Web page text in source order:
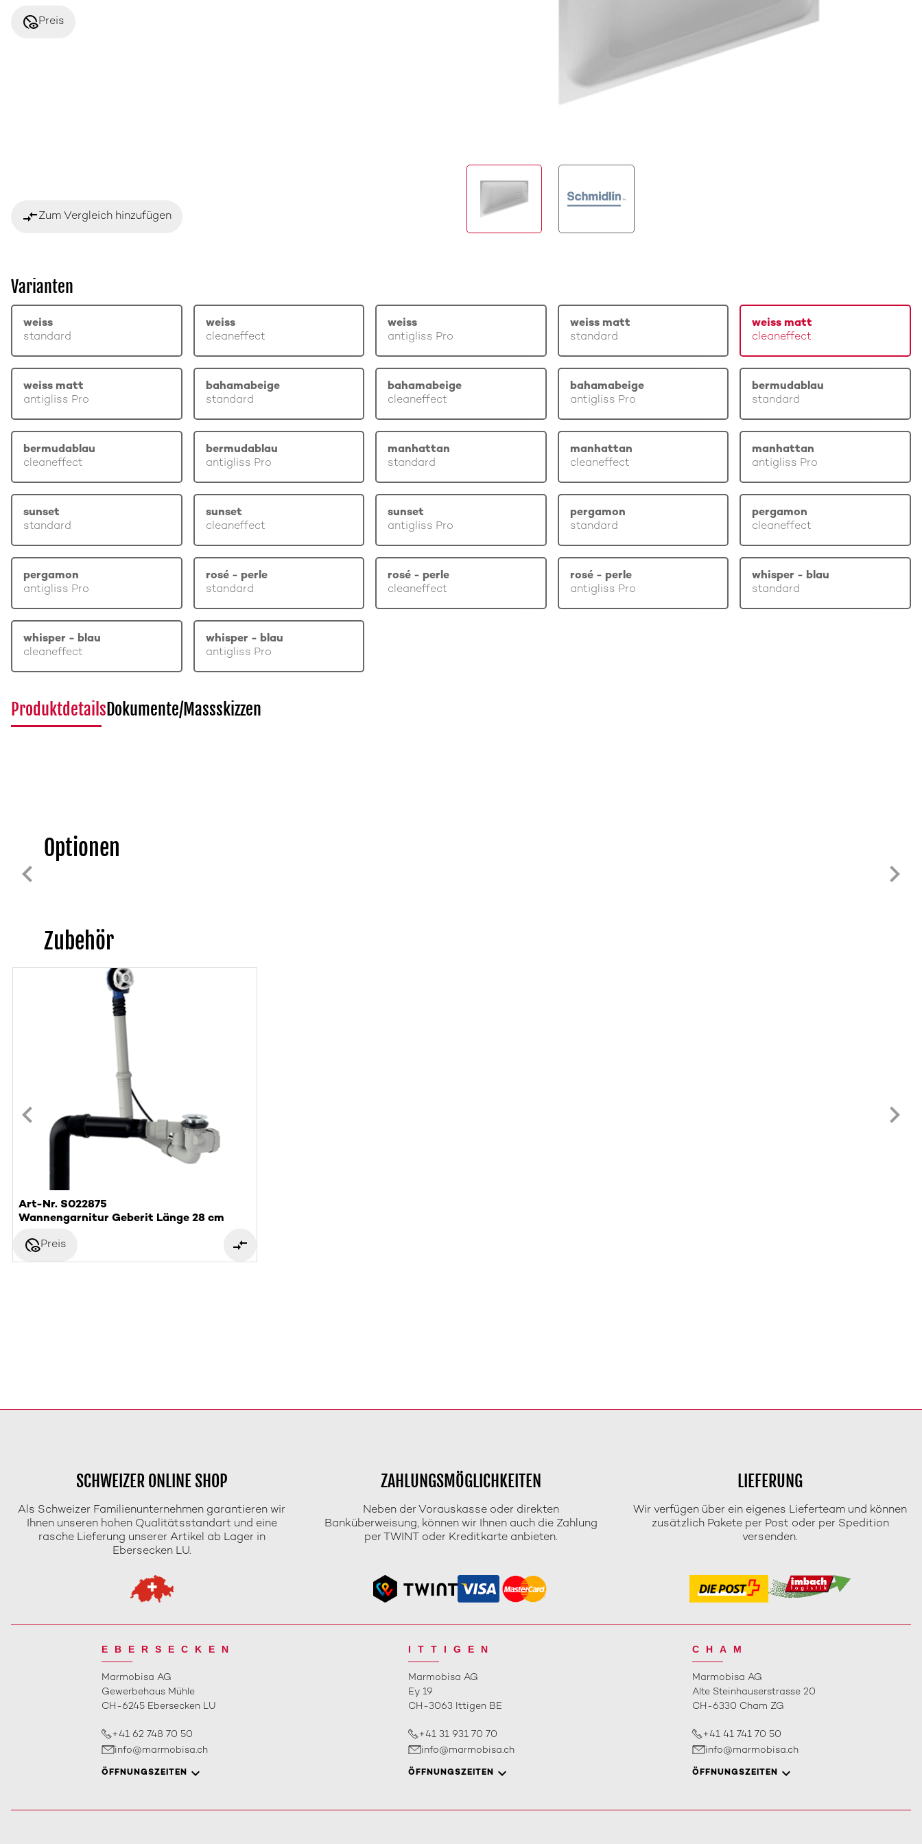
disabled_visiblePreis
compare_arrowsZum Vergleich hinzufügen
Varianten
weiss
standard
weiss
cleaneffect
weiss
antigliss Pro
weiss matt
standard
weiss matt
cleaneffect
weiss matt
antigliss Pro
bahamabeige
standard
bahamabeige
cleaneffect
bahamabeige
antigliss Pro
bermudablau
standard
bermudablau
cleaneffect
bermudablau
antigliss Pro
manhattan
standard
manhattan
cleaneffect
manhattan
antigliss Pro
sunset
standard
sunset
cleaneffect
sunset
antigliss Pro
pergamon
standard
pergamon
cleaneffect
pergamon
antigliss Pro
rosé - perle
standard
rosé - perle
cleaneffect
rosé - perle
antigliss Pro
whisper - blau
standard
whisper - blau
cleaneffect
whisper - blau
antigliss Pro
ProduktdetailsDokumente/Massskizzen
Optionen
Zubehör
Art-Nr. S022875
Wannengarnitur Geberit Länge 28 cm
disabled_visiblePreis
SCHWEIZER ONLINE SHOP
Als Schweizer Familienunternehmen garantieren wir
Ihnen unseren hohen Qualitätsstandart und eine
rasche Lieferung unserer Artikel ab Lager in
Ebersecken LU.
ZAHLUNGSMÖGLICHKEITEN
Neben der Vorauskasse oder direkten
Banküberweisung, können wir Ihnen auch die Zahlung
per TWINT oder Kreditkarte anbieten.
LIEFERUNG
Wir verfügen über ein eigenes Lieferteam und können
zusätzlich Pakete per Post oder per Spedition
versenden.
EBERSECKEN
Marmobisa AG
Gewerbehaus Mühle
CH-6245 Ebersecken LU
+41 62 748 70 50
info@marmobisa.ch
ÖFFNUNGSZEITEN
ITTIGEN
Marmobisa AG
Ey 19
CH-3063 Ittigen BE
+41 31 931 70 70
info@marmobisa.ch
ÖFFNUNGSZEITEN
CHAM
Marmobisa AG
Alte Steinhauserstrasse 20
CH-6330 Cham ZG
+41 41 741 70 50
info@marmobisa.ch
ÖFFNUNGSZEITEN